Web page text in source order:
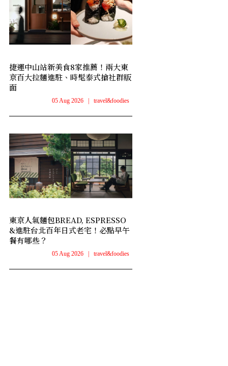
捷運中山站新美食8家推薦！兩大東
京百大拉麵進駐、時髦泰式搶社群版
面
05 Aug 2026 travel&foodies
東京人氣麵包BREAD, ESPRESSO
&進駐台北百年日式老宅！必點早午
餐有哪些？
05 Aug 2026 travel&foodies